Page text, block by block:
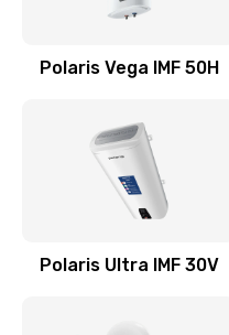
Polaris Vega IMF 50H
Polaris Ultra IMF 30V